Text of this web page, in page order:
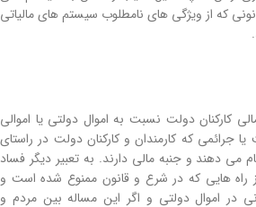
که از ویژگی های نامطلوب سیستم های مالیاتی
کارکنان دولت نسبت به اموال دولتی یا اموالی
جرائمی که کارمندان و کارکنان دولت در راستای
می­ دهند و جنبه مالی دارند. به ­تعبیر دیگر فساد
راه ‌هایی که در شرع و قانون ممنوع شده است و
در اموال دولتی و اگر این مساله بین مردم و